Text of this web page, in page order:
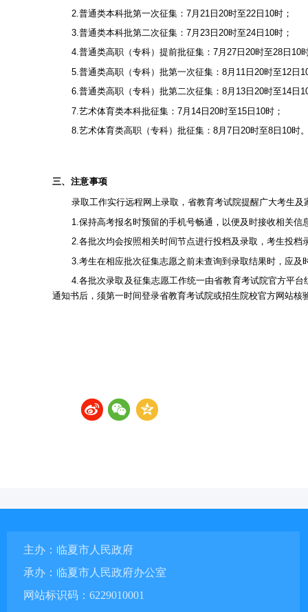
2.普通类本科批第一次征集：7月21日20时至22日10时；
3.普通类本科批第二次征集：7月23日20时至24日10时；
4.普通类高职（专科）提前批征集：7月27日20时至28日10
5.普通类高职（专科）批第一次征集：8月11日20时至12日
6.普通类高职（专科）批第二次征集：8月13日20时至14日
7.艺术体育类本科批征集：7月14日20时至15日10时；
8.艺术体育类高职（专科）批征集：8月7日20时至8日10时
三、注意事项
录取工作实行远程网上录取，省教育考试院提醒广大考生
1.保持高考报名时预留的手机号畅通，以便及时接收相关信
2.各批次均会按照相关时间节点进行投档及录取，考生投
3.考生在相应批次征集志愿之前未查询到录取结果时，应
4.各批次录取及征集志愿工作统一由省教育考试院官方平
通知书后，须第一时间登录省教育考试院或招生院校官方网站核
主办：临夏市人民政府
承办：临夏市人民政府办公室
网站标识码：6229010001